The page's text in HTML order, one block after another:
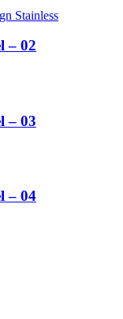
– 02
– 03
– 04